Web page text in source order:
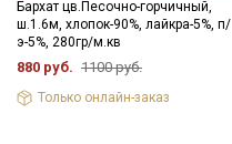
Бархат цв.Песочно-горчичный,
ш.1.6м, хлопок-90%, лайкра-5%, п/
э-5%, 280гр/м.кв
880 руб. 1100 руб.
Только онлайн-заказ